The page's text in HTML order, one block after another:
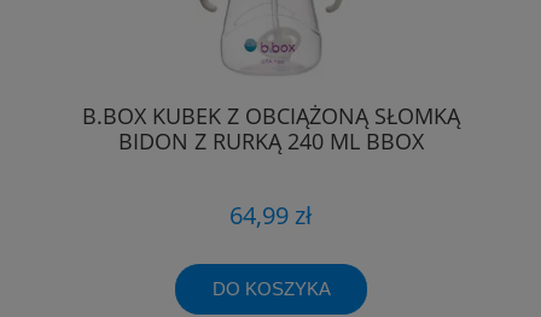
B.BOX KUBEK Z OBCIĄŻONĄ SŁOMKĄ
BIDON Z RURKĄ 240 ML BBOX
64,99 zł
DO KOSZYKA